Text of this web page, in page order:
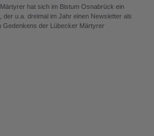
hat sich im Bistum Osnabrück ein
u.a. dreimal im Jahr einen Newsletter als
Gedenkens der Lübecker Märtyrer